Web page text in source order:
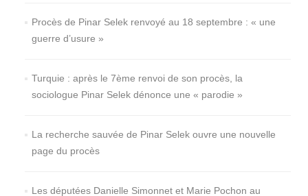
Procès de Pinar Selek renvoyé au 18 septembre : « une
guerre d’usure »
Turquie : après le 7ème renvoi de son procès, la
sociologue Pinar Selek dénonce une « parodie »
La recherche sauvée de Pinar Selek ouvre une nouvelle
page du procès
Les députées Danielle Simonnet et Marie Pochon au